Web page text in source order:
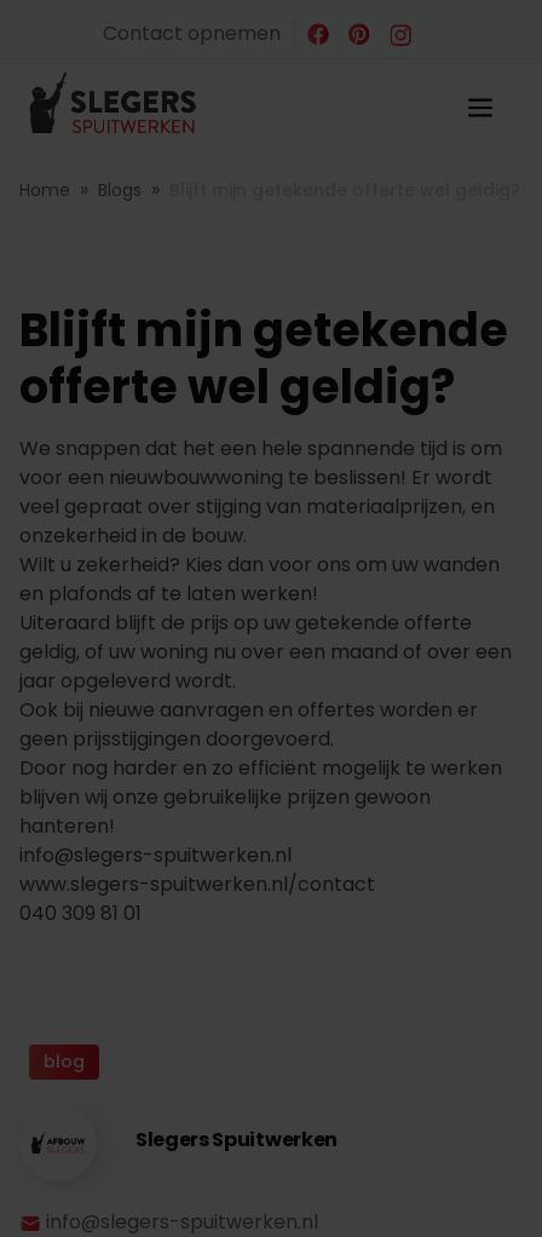
Contact opnemen
Home » Blogs »
Blijft mijn getekende
offerte wel geldig?
We snappen dat het een hele spannende tijd is om
voor een nieuwbouwwoning te beslissen! Er wordt
veel gepraat over stijging van materiaalprijzen, en
onzekerheid in de bouw.
Wilt u zekerheid? Kies dan voor ons om uw wanden
en plafonds af te laten werken!
Uiteraard blijft de prijs op uw getekende offerte
geldig, of uw woning nu over een maand of over een
jaar opgeleverd wordt.
Ook bij nieuwe aanvragen en offertes worden er
geen prijsstijgingen doorgevoerd.
Door nog harder en zo efficiënt mogelijk te werken
blijven wij onze gebruikelijke prijzen gewoon
hanteren!
info@slegers-spuitwerken.nl
www.slegers-spuitwerken.nl/contact
040 309 81 01
blog
Slegers Spuitwerken
info@slegers-spuitwerken.nl